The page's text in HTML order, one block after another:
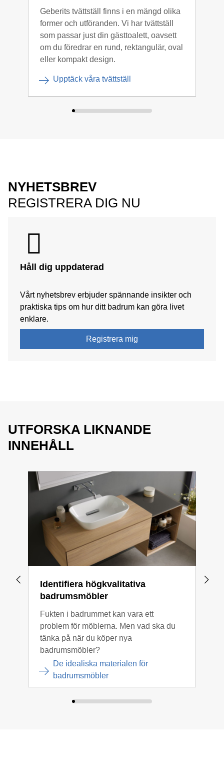
Geberits tvättställ finns i en mängd olika
former och utföranden. Vi har tvättställ
som passar just din gästtoalett, oavsett
om du föredrar en rund, rektangulär, oval
eller kompakt design.
Upptäck våra tvättställ
NYHETSBREV
REGISTRERA DIG NU
Håll dig uppdaterad
Vårt nyhetsbrev erbjuder spännande insikter och
praktiska tips om hur ditt badrum kan göra livet
enklare.
Registrera mig
UTFORSKA LIKNANDE
INNEHÅLL
Identifiera högkvalitativa
badrumsmöbler
Fukten i badrummet kan vara ett
problem för möblerna. Men vad ska du
tänka på när du köper nya
badrumsmöbler?
De idealiska materialen för
badrumsmöbler